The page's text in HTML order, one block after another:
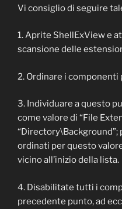
Vi consiglio di seguire
1. Aprite ShellExView e
scansione delle
2. Ordinare i componenti
3. Individuare a questo
come valore di “File
“Directory\Background”;
ordinati per questo
vicino all’inizio della lista.
4. Disabilitate tutti i
precedente punto, ad